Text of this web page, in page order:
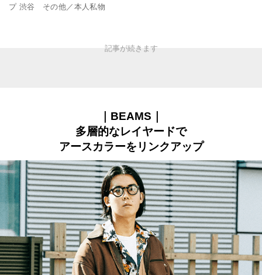
プ 渋谷 その他／本人私物
｜BEAMS｜
多層的なレイヤードで
アースカラーをリンクアップ